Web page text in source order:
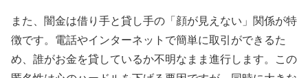
また、闇金は借り手と貸し手の「顔が見えない」関係が特
徴です。電話やインターネットで簡単に取引ができるた
め、誰がお金を貸しているか不明なまま進行します。この